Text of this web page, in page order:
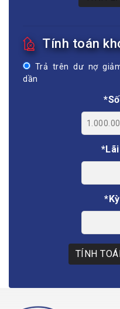
Tính toán
Trả trên dư nợ
dần
TÍNH